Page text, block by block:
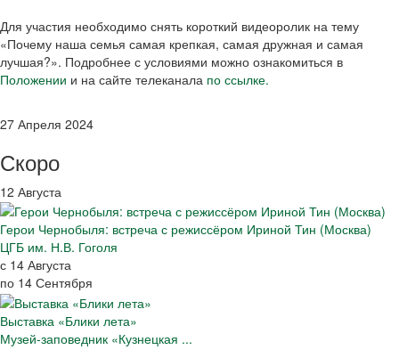
Для участия необходимо снять короткий видеоролик на тему
«Почему наша семья самая крепкая, самая дружная и самая
лучшая?». Подробнее с условиями можно ознакомиться в
Положении и на сайте телеканала по ссылке.
27 Апреля 2024
Скоро
12 Августа
Герои Чернобыля: встреча с режиссёром Ириной Тин (Москва)
ЦГБ им. Н.В. Гоголя
с 14 Августа
по 14 Сентября
Выставка «Блики лета»
Музей-заповедник «Кузнецкая ...